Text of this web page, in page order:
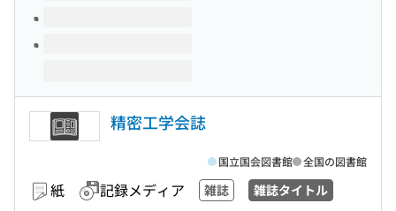
精密工学会誌
紙 記録メディア 雑誌 雑誌タイトル
国立国会図書館 全国の図書館